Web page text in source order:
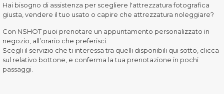
Hai bisogno di assistenza per scegliere l'attrezzatura fotografica
giusta, vendere il tuo usato o capire che attrezzatura noleggiare?
Con NSHOT puoi prenotare un appuntamento personalizzato in
negozio, all’orario che preferisci.
Scegli il servizio che ti interessa tra quelli disponibili qui sotto, clicca
sul relativo bottone, e conferma la tua prenotazione in pochi
passaggi.